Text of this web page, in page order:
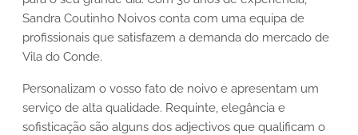
Sandra Coutinho Noivos conta com uma equipa de
profissionais que satisfazem a demanda do mercado de
Vila do Conde.
Personalizam o vosso fato de noivo e apresentam um
serviço de alta qualidade. Requinte, elegância e
sofisticação são alguns dos adjectivos que qualificam o